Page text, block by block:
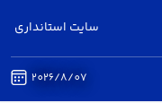
سایت استانداری
2026/8/07